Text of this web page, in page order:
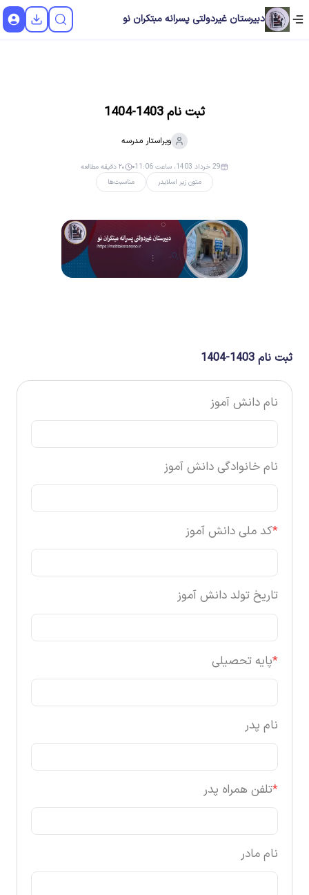
دبیرستان غیردولتی پسرانه مبتکران نو
ثبت نام 1403-1404
ویراستار مدرسه
متون زیر اسلایدر مناسبت‌ها
29 خرداد 1403، ساعت 11:06 ۲۰ دقیقه مطالعه
ثبت نام 1403-1404
نام دانش آموز
نام خانوادگی دانش آموز
*کد ملی دانش آموز
تاریخ تولد دانش آموز
*پایه تحصیلی
نام پدر
*تلفن همراه پدر
نام مادر